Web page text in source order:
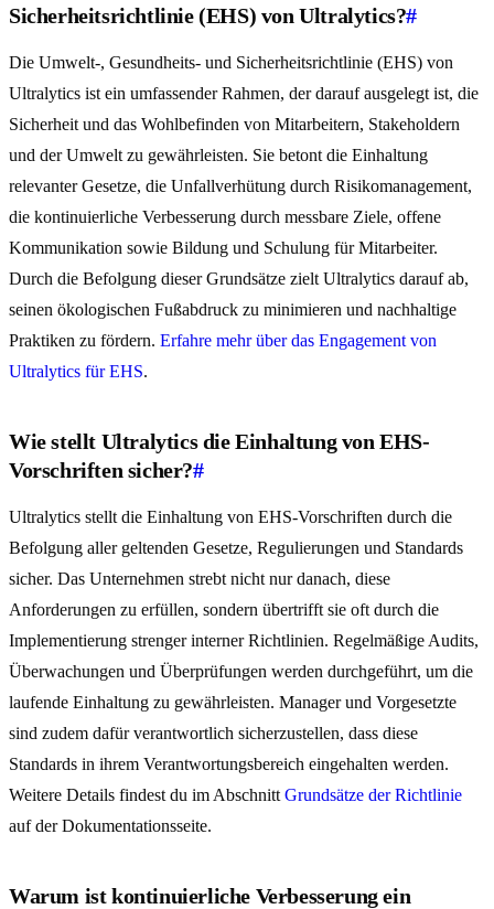
Sicherheitsrichtlinie (EHS) von Ultralytics?#
Die Umwelt-, Gesundheits- und Sicherheitsrichtlinie (EHS) von
Ultralytics ist ein umfassender Rahmen, der darauf ausgelegt ist, die
Sicherheit und das Wohlbefinden von Mitarbeitern, Stakeholdern
und der Umwelt zu gewährleisten. Sie betont die Einhaltung
relevanter Gesetze, die Unfallverhütung durch Risikomanagement,
die kontinuierliche Verbesserung durch messbare Ziele, offene
Kommunikation sowie Bildung und Schulung für Mitarbeiter.
Durch die Befolgung dieser Grundsätze zielt Ultralytics darauf ab,
seinen ökologischen Fußabdruck zu minimieren und nachhaltige
Praktiken zu fördern. Erfahre mehr über das Engagement von
Ultralytics für EHS.
Wie stellt Ultralytics die Einhaltung von EHS-
Vorschriften sicher?#
Ultralytics stellt die Einhaltung von EHS-Vorschriften durch die
Befolgung aller geltenden Gesetze, Regulierungen und Standards
sicher. Das Unternehmen strebt nicht nur danach, diese
Anforderungen zu erfüllen, sondern übertrifft sie oft durch die
Implementierung strenger interner Richtlinien. Regelmäßige Audits,
Überwachungen und Überprüfungen werden durchgeführt, um die
laufende Einhaltung zu gewährleisten. Manager und Vorgesetzte
sind zudem dafür verantwortlich sicherzustellen, dass diese
Standards in ihrem Verantwortungsbereich eingehalten werden.
Weitere Details findest du im Abschnitt Grundsätze der Richtlinie
auf der Dokumentationsseite.
Warum ist kontinuierliche Verbesserung ein